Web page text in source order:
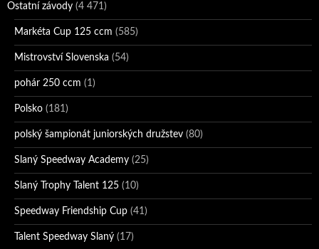
Ostatní závody (4 471)
Markéta Cup 125 ccm (585)
Mistrovství Slovenska (54)
pohár 250 ccm (1)
Polsko (181)
polský šampionát juniorských družstev (80)
Slaný Speedway Academy (25)
Slaný Trophy Talent 125 (10)
Speedway Friendship Cup (41)
Talent Speedway Slaný (17)